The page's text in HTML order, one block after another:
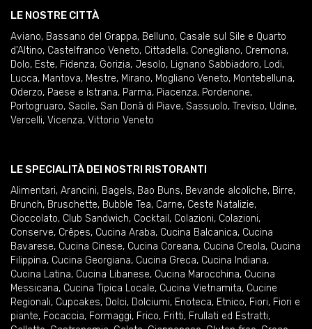
LE NOSTRE CITTÀ
Aviano, Bassano del Grappa, Belluno, Casale sul Sile e Quarto
d'Altino, Castelfranco Veneto, Cittadella, Conegliano, Cremona,
Dolo, Este, Fidenza, Gorizia, Jesolo, Lignano Sabbiadoro, Lodi,
Lucca, Mantova, Mestre, Mirano, Mogliano Veneto, Montebelluna,
Oderzo, Paese e Istrana, Parma, Piacenza, Pordenone,
Portogruaro, Sacile, San Donà di Piave, Sassuolo, Treviso, Udine,
Vercelli, Vicenza, Vittorio Veneto
LE SPECIALITÀ DEI NOSTRI RISTORANTI
Alimentari, Arancini, Bagels, Bao Buns, Bevande alcoliche, Birre,
Brunch, Bruschette, Bubble Tea, Carne, Ceste Natalizie,
Cioccolato, Club Sandwich, Cocktail , Colazioni, Colazioni,
Conserve, Crêpes, Cucina Araba, Cucina Balcanica, Cucina
Bavarese, Cucina Cinese, Cucina Coreana, Cucina Creola, Cucina
Filippina, Cucina Georgiana, Cucina Greca, Cucina Indiana,
Cucina Latina, Cucina Libanese, Cucina Marocchina, Cucina
Messicana, Cucina Tipica Locale, Cucina Vietnamita, Cucine
Regionali, Cupcakes, Dolci, Dolciumi, Enoteca, Etnico, Fiori, Fiori e
piante, Focaccia, Formaggi, Frico, Fritti, Frullati ed Estratti,